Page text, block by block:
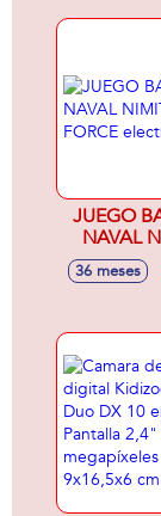
JUEGO
NAVAL
FORCE
36 meses